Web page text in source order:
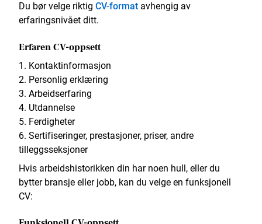
Du bør velge riktig CV-format avhengig av
erfaringsnivået ditt.
Erfaren CV-oppsett
Kontaktinformasjon
Personlig erklæring
Arbeidserfaring
Utdannelse
Ferdigheter
Sertifiseringer, prestasjoner, priser, andre
tilleggsseksjoner
Hvis arbeidshistorikken din har noen hull, eller du
bytter bransje eller jobb, kan du velge en funksjonell
CV: